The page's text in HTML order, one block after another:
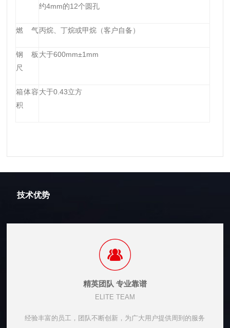
约4mm的12个圆孔
燃气丙烷、丁烷或甲烷（客户自备）
钢
板
尺
大于600mm±1 mm
箱体容
积
大于0.43立方
技术优势
精英团队 专业靠谱
ELITE TEAM
经验丰富的员工，团队不断创新，为广大用户提供周到的服务